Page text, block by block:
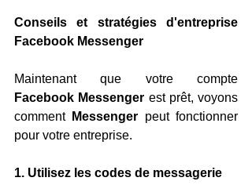
Conseils et stratégies d'entreprise
Facebook Messenger
Facebook Messenger est prêt, voyons
comment Messenger peut fonctionner
pour votre entreprise.
1. Utilisez les codes de messagerie